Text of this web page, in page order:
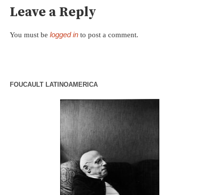
Leave a Reply
You must be logged in to post a comment.
FOUCAULT LATINOAMERICA